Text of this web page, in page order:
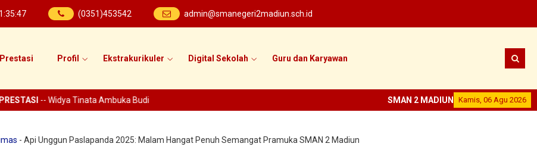
:35:48 (0351)453542 admin@smanegeri2madiun.sch.id
Prestasi Profil Ekstrakurikuler Digital Sekolah Guru dan Karyawan
Kamis, 06 Agu 2026
SMAN 2 MADIUN--SEKOLAH PRESTASI--
-- Widya Tinata Ambuka Budi
- Api Unggun Paslapanda 2025: Malam Hangat Penuh Semangat Pramuka SMAN 2 Madiun